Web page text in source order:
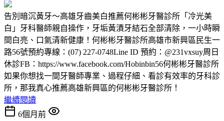
告別暗沉黃牙～高雄牙齒美白推薦何彬彬牙醫診所「冷光美
白」牙科醫師親自操作，牙垢黃漬牙結石全部清除，一小時瞬
間白亮、口氣清新健康！何彬彬牙醫診所高雄市新興區民生一
路56號預約專線：(07) 227-0748Line ID 預約：@231vxsuy周日
休診FB：https://www.facebook.com/Hobinbin56何彬彬牙醫診所
如果你想找一間牙醫師專業、過程仔細、看診有效率的牙科診
所，那我真心推薦高雄新興區的何彬彬牙醫診所！
繼續閱讀
6個月前